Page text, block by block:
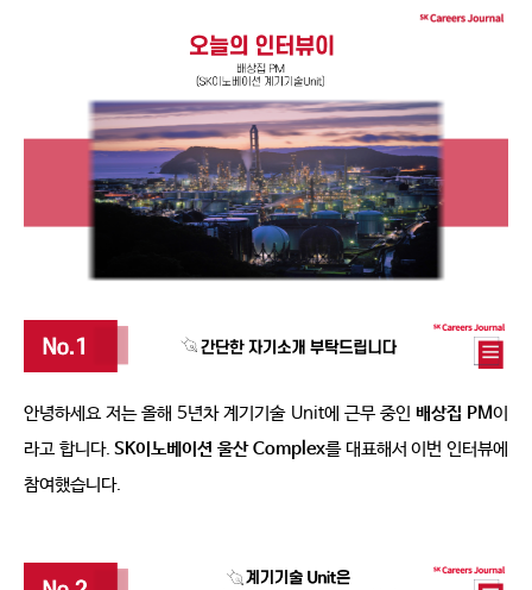
안녕하세요 저는 올해 5년차 계기기술 Unit에 근무 중인 배상집 PM이
라고 합니다. SK이노베이션 울산 Complex를 대표해서 이번 인터뷰에
참여했습니다.